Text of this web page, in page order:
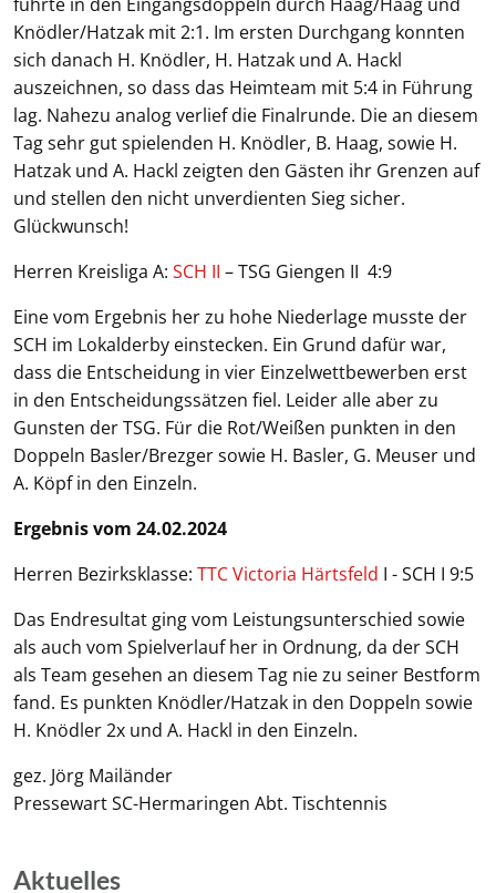
Knödler/Hatzak mit 2:1. Im ersten Durchgang konnten
sich danach H. Knödler, H. Hatzak und A. Hackl
auszeichnen, so dass das Heimteam mit 5:4 in Führung
lag. Nahezu analog verlief die Finalrunde. Die an diesem
Tag sehr gut spielenden H. Knödler, B. Haag, sowie H.
Hatzak und A. Hackl zeigten den Gästen ihr Grenzen auf
und stellen den nicht unverdienten Sieg sicher.
Glückwunsch!
Herren Kreisliga A: SCH II – TSG Giengen II 4:9
Eine vom Ergebnis her zu hohe Niederlage musste der
SCH im Lokalderby einstecken. Ein Grund dafür war,
dass die Entscheidung in vier Einzelwettbewerben erst
in den Entscheidungssätzen fiel. Leider alle aber zu
Gunsten der TSG. Für die Rot/Weißen punkten in den
Doppeln Basler/Brezger sowie H. Basler, G. Meuser und
A. Köpf in den Einzeln.
Ergebnis vom 24.02.2024
Herren Bezirksklasse: TTC Victoria Härtsfeld I - SCH I 9:5
Das Endresultat ging vom Leistungsunterschied sowie
als auch vom Spielverlauf her in Ordnung, da der SCH
als Team gesehen an diesem Tag nie zu seiner Bestform
fand. Es punkten Knödler/Hatzak in den Doppeln sowie
H. Knödler 2x und A. Hackl in den Einzeln.
gez. Jörg Mailänder
Pressewart SC-Hermaringen Abt. Tischtennis
Aktuelles